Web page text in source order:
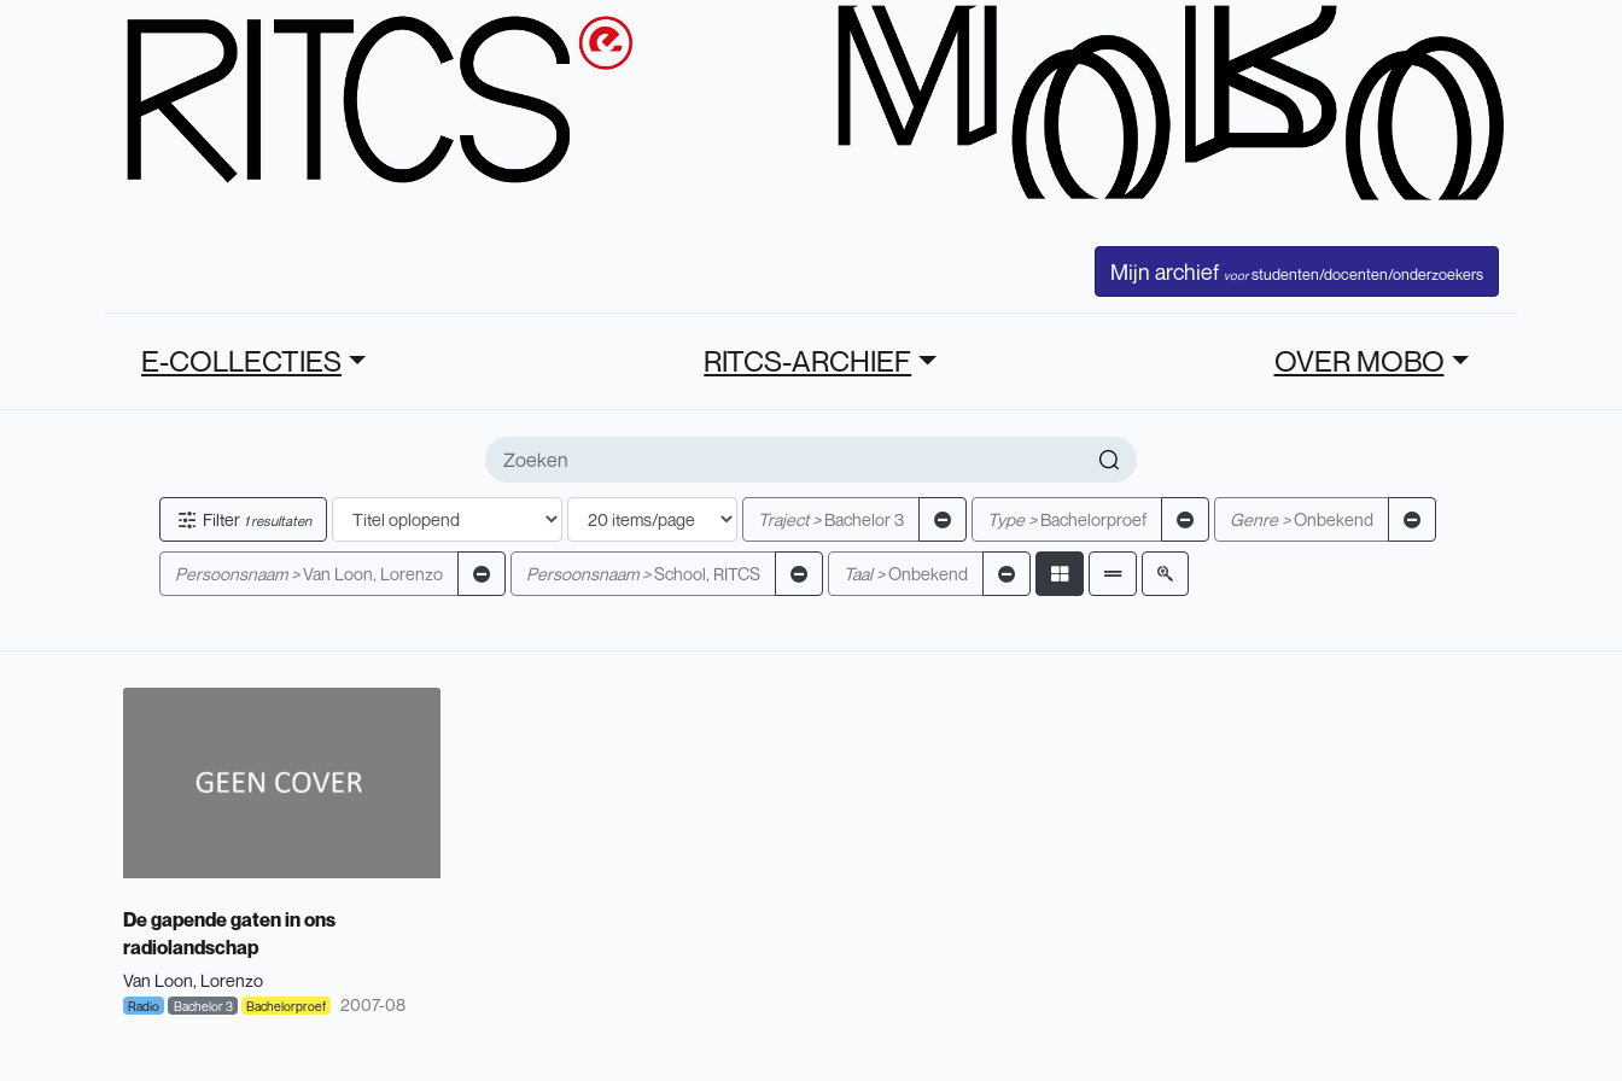
Mijn archief voorstudenten/docenten/onderzoekers
E-COLLECTIES RITCS-ARCHIEF OVER MOBO
Filter 1 resultaten Traject > Bachelor 3 Type > Bachelorproef Genre >Onbekend
Persoonsnaam >Van Loon, Lorenzo Persoonsnaam >School, RITCS Taal >Onbekend
De gapende gaten in ons
radiolandschap
Van Loon, Lorenzo
Radio Bachelor 3 Bachelorproef 2007-08